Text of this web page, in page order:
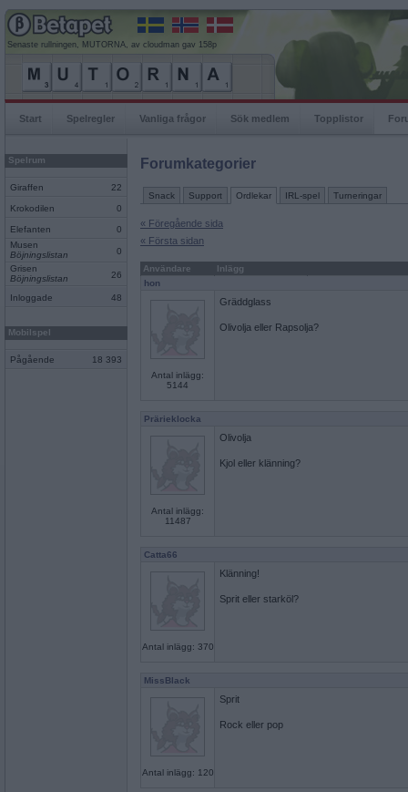
Senaste rullningen, MUTORNA, av cloudman gav 158p
Start Spelregler Vanliga frågor Sök medlem Topplistor
Spelrum
Giraffen 22
Krokodilen 0
Elefanten
0
Musen
Böjningslistan
0
Grisen
Böjningslistan
26
Inloggade 48
Mobilspel
Pågående 18 393
Forumkategorier
Snack Support Ordlekar IRL-spel Turneringar
« Föregående sida
« Första sidan
Användare
Inlägg
hon
Antal inlägg:
5144
Gräddglass
Olivolja eller Rapsolja?
Prärieklocka
Antal inlägg:
11487
Olivolja
Kjol eller klänning?
Catta66
Antal inlägg: 370
Klänning!
Sprit eller starköl?
MissBlack
Antal inlägg: 120
Sprit
Rock eller pop